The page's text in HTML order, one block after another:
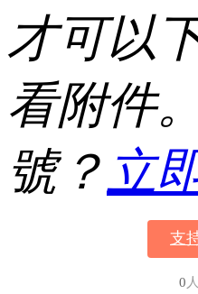
才可以
看附件
號？ 立
支
0